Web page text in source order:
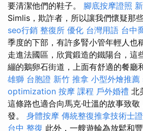
要清潔他們的鞋子。 腳底按摩證照
Simlis，欺詐者，所以讓我們懷疑那
seo行銷 整復所 優化 台灣用語 台中
季度的下部，有許多腎小管年輕人也
走進法國區，欣賞鍛造的鐵陽台，這
繃的鵝卵石街道，上面有舒適的餐廳
雄獅 台胞證 新竹 推拿 小型外燴推薦
optimization 按摩 課程 戶外婚禮 北
這條路也適合向馬克·吐溫的故事致
發。 身體按摩 傳統整復推拿技術士
台中 整復 此外，一艘遊輪為放鬆和